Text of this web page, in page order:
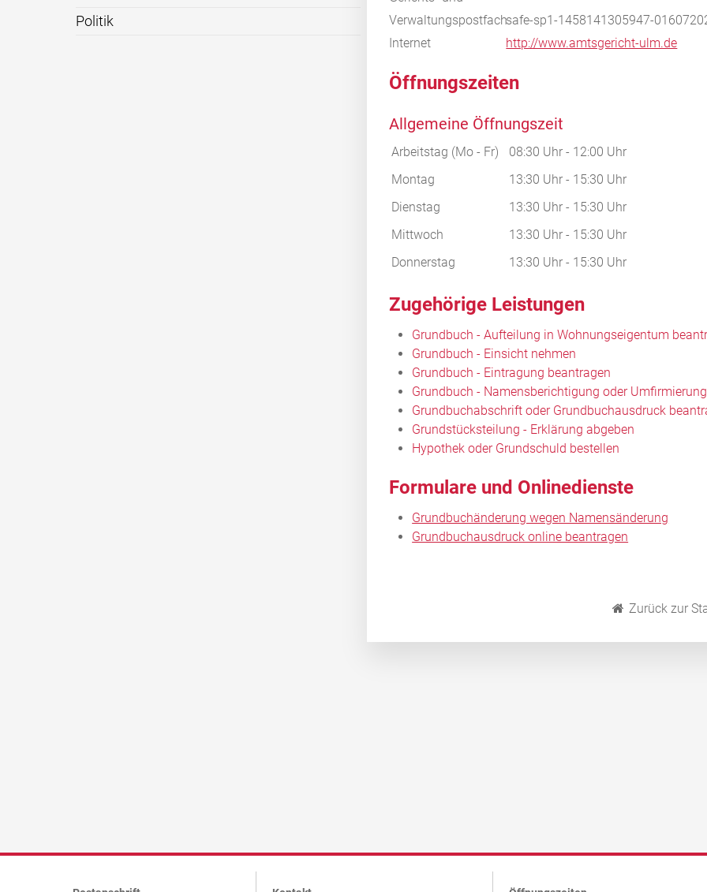
Politik
Verwaltungspostfachsafe-sp1-1458141305947-
Internet
http://www.amtsgericht-ulm.de
Öffnungszeiten
Allgemeine Öffnungszeit
Arbeitstag (Mo - Fr) 08:30 Uhr - 12:00 Uhr
Montag
13:30 Uhr - 15:30 Uhr
Dienstag
13:30 Uhr - 15:30 Uhr
Mittwoch
13:30 Uhr - 15:30 Uhr
Donnerstag
13:30 Uhr - 15:30 Uhr
Zugehörige Leistungen
Grundbuch - Aufteilung in Wohnungseigentum
Grundbuch - Einsicht nehmen
Grundbuch - Eintragung beantragen
Grundbuch - Namensberichtigung oder
Grundbuchabschrift oder Grundbuchausdruck
Grundstücksteilung - Erklärung abgeben
Hypothek oder Grundschuld bestellen
Formulare und Onlinedienste
Grundbuchänderung wegen Namensänderung
Grundbuchausdruck online beantragen
Zurück zur